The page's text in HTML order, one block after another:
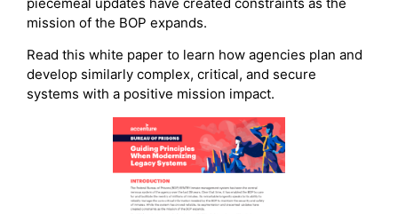
mission of the BOP expands.
Read this white paper to learn how agencies plan and
develop similarly complex, critical, and secure
systems with a positive mission impact.